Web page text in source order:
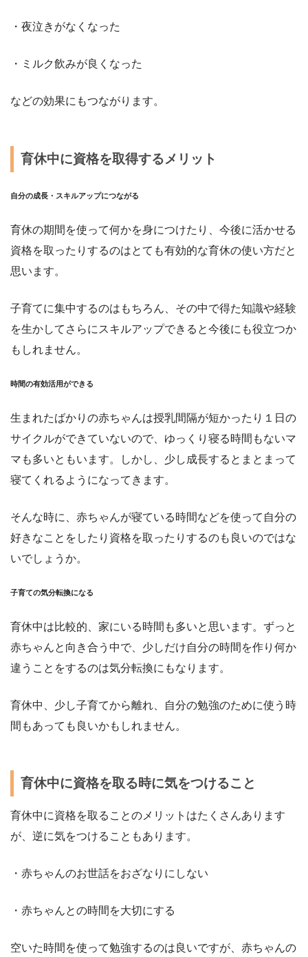
・夜泣きがなくなった
・ミルク飲みが良くなった
などの効果にもつながります。
育休中に資格を取得するメリット
自分の成長・スキルアップにつながる
育休の期間を使って何かを身につけたり、今後に活かせる
資格を取ったりするのはとても有効的な育休の使い方だと
思います。
子育てに集中するのはもちろん、その中で得た知識や経験
を生かしてさらにスキルアップできると今後にも役立つか
もしれません。
時間の有効活用ができる
生まれたばかりの赤ちゃんは授乳間隔が短かったり１日の
サイクルができていないので、ゆっくり寝る時間もないマ
マも多いともいます。しかし、少し成長するとまとまって
寝てくれるようになってきます。
そんな時に、赤ちゃんが寝ている時間などを使って自分の
好きなことをしたり資格を取ったりするのも良いのではな
いでしょうか。
子育ての気分転換になる
育休中は比較的、家にいる時間も多いと思います。ずっと
赤ちゃんと向き合う中で、少しだけ自分の時間を作り何か
違うことをするのは気分転換にもなります。
育休中、少し子育てから離れ、自分の勉強のために使う時
間もあっても良いかもしれません。
育休中に資格を取る時に気をつけること
育休中に資格を取ることのメリットはたくさんあります
が、逆に気をつけることもあります。
・ 赤ちゃんのお世話をおざなりにしない
・ 赤ちゃんとの時間を大切にする
空いた時間を使って勉強するのは良いですが、赤ちゃんの